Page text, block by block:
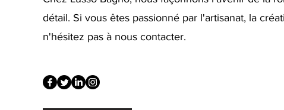
détail. Si vous êtes passionné par l'artisanat, la
n'hésitez pas à nous contacter.